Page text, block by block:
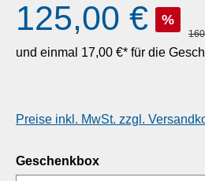
Verkaufspreis:
125,00 € %
und einmal 17,00 €* für die
Preise inkl. MwSt. zzgl.
Geschenkboxauswählen